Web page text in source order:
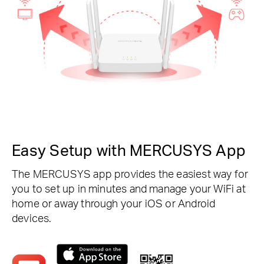
Easy Setup with MERCUSYS App
The MERCUSYS app provides the easiest way for
you to set up in minutes and manage your WiFi at
home or away through your iOS or Android
devices.